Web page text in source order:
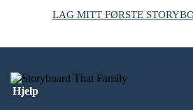
LAG MITT FØRSTE
Hjelp